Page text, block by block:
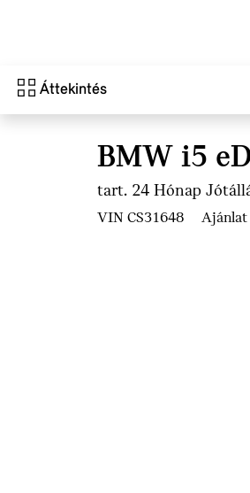
Áttekintés
BMW i5
tart. 24 Hónap
VIN CS31648 Ajánlat